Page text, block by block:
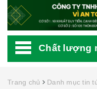
Chất lượng
Trang chủ Danh mục tin